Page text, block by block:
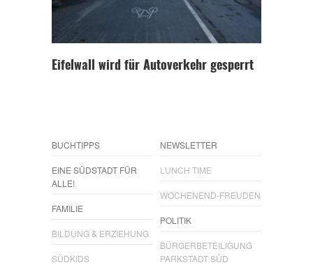
Eifelwall wird für Autoverkehr gesperrt
BUCHTIPPS
EINE SÜDSTADT FÜR
ALLE!
FAMILIE
BILDUNG & ERZIEHUNG
SÜDKIDS
NEWSLETTER
LUNCH TIME
WOCHENEND-FREUDEN
POLITIK
BÜRGERBETEILIGUNG
PARKSTADT SÜD